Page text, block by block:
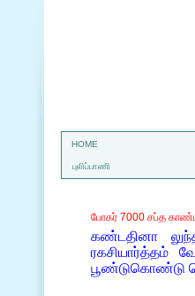
HOME
புலிப்பாணி
போகர் 7000 சப்த
கண்டதினா
ரகசியார்த்தம்
பூண்டுகொண்டு